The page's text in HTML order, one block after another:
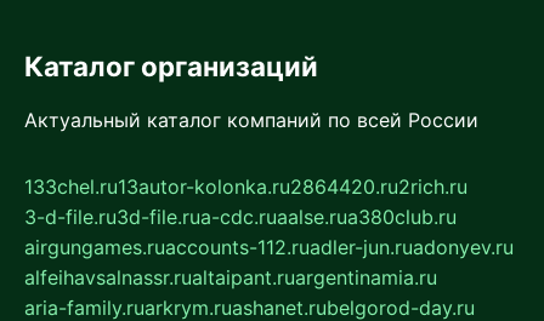
Каталог организаций
Актуальный каталог компаний по всей России
133chel.ru13autor-kolonka.ru2864420.ru2rich.ru
3-d-file.ru3d-file.rua-cdc.ruaalse.rua380club.ru
airgungames.ruaccounts-112.ruadler-jun.ruadonyev.ru
alfeihavsalnassr.rualtaipant.ruargentinamia.ru
aria-family.ruarkrym.ruashanet.rubelgorod-day.ru